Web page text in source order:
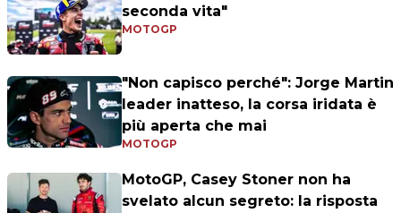
seconda vita"
MOTOGP
"Non capisco perché": Jorge Martin
leader inatteso, la corsa iridata è
più aperta che mai
MOTOGP
MotoGP, Casey Stoner non ha
svelato alcun segreto: la risposta